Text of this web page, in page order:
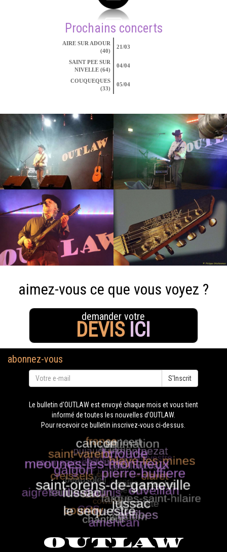
Prochains concerts
AIRE SUR ADOUR
(40)
21/03
SAINT PEE SUR
NIVELLE (64)
04/04
COUQUEQUES
(33)
05/04
aimez-vous ce que vous voyez ?
demander votre
DEVIS ICI
abonnez-vous
S'Inscrit
Le bulletin d'OUTLAW est envoyé chaque mois et vous tient
informé de toutes les nouvelles d'OUTLAW.
Pour recevoir ce bulletin inscrivez-vous ci-dessus.
OUTLAW